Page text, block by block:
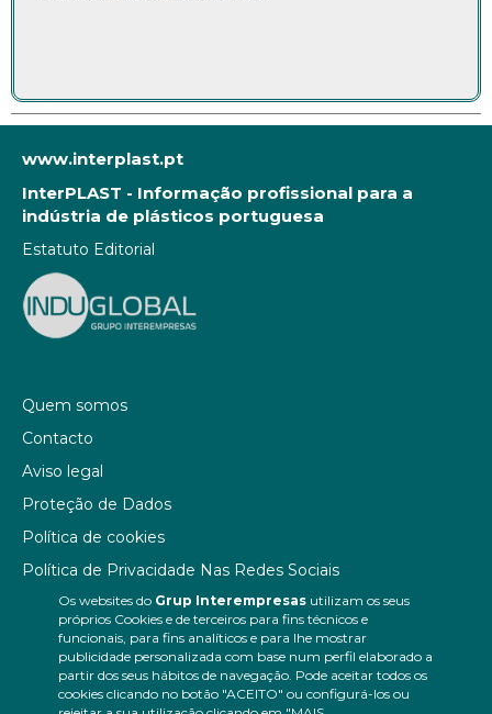
Os websites do Grup Interempresasutilizam os seus
próprios Cookies e de terceiros para fins técnicos e
funcionais, para fins analíticos e para lhe mostrar
publicidade personalizada com base num perfil elaborado a
partir dos seus hábitos de navegação. Pode aceitar todos os
cookies clicando no botão "ACEITO" ou configurá-los ou
www.interplast.pt
InterPLAST - Informação profissional para a
indústria de plásticos portuguesa
Estatuto Editorial
Quem somos
Contacto
Aviso legal
Proteção de Dados
Política de cookies
Política de Privacidade Nas Redes Sociais
Canal de denúncias
Colaborações editoriais